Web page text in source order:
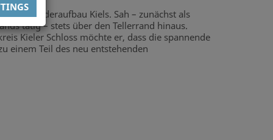
und Wiederaufbau Kiels. Sah – zunächst als
tätig – stets über den Tellerrand hinaus.
Kieler Schloss möchte er, dass die spannende
einem Teil des neu entstehenden